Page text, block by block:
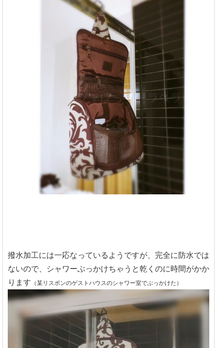
撥水加工には一応なっているようですが、完全に防水では
ないので、シャワーぶっかけちゃうと乾くのに時間がかか
ります （某リスボンのゲストハウスのシャワー室でぶっかけた）